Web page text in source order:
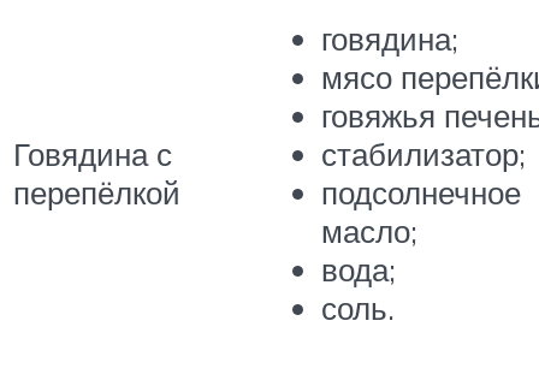
Говядина с
перепёлкой
говядина;
мясо
говяжья
стабилизатор;
подсолнечное
масло;
вода;
соль.